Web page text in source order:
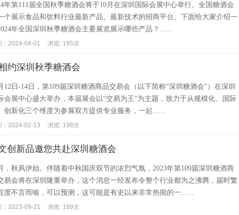
年第111届全国秋季糖酒会将于10月在深圳国际会展中心举行。全国糖酒会
个展示食品和饮料行业最新产品、最新技术的招商平台。下面给大家介绍一
年全国深圳秋季糖酒会主要展览展示哪些产品？...…
：2024-04-01 浏览: 195次
约深圳秋季糖酒会
12日-14日，第109届深圳糖酒商品交易会（以下简称“深圳糖酒会”）在深圳
会展中心盛大举办，本届展会以“交易为王”为主题，致力于从规模化、国际
创新化三个维度为参展双方提供专业服务，一起...…
：2024-02-13 浏览: 198次
创新品邀您共赴深圳糖酒会
，秋风伊始。伴随着中秋国庆双节的浓烈气氛，2023年第109届深圳糖酒商
易会将在深圳隆重举办，这个消息一经发布令整个行业都为之沸腾，届时繁
度不言而喻，可以预测，这可能是有史以来非常热闹的一...…
：2023-09-21 浏览: 189次